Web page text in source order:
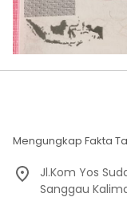
Mengungkap Fakta
Jl.Kom Yos
Sanggau